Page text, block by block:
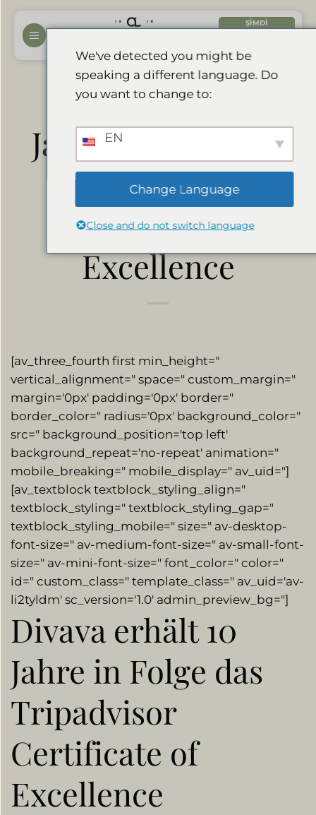
İçeriğe
ŞIMDI
Divava erhält 10
Jahre in Folge das
Tripadvisor
Certificate of
Excellence
[av_three_fourth first min_height="
vertical_alignment=" space=" custom_margin="
margin='0px' padding='0px' border="
border_color=" radius='0px' background_color="
src=" background_position='top left'
background_repeat='no-repeat' animation="
mobile_breaking=" mobile_display=" av_uid="]
[av_textblock textblock_styling_align="
textblock_styling=" textblock_styling_gap="
textblock_styling_mobile=" size=" av-desktop-
font-size=" av-medium-font-size=" av-small-font-
size=" av-mini-font-size=" font_color=" color="
id=" custom_class=" template_class=" av_uid='av-
li2tyldm' sc_version='1.0′ admin_preview_bg="]
Divava erhält 10
Jahre in Folge das
Tripadvisor
Certificate of
Excellence
We've detected you might be
speaking a different language. Do
you want to change to:
EN
Change Language
Close and do not switch language